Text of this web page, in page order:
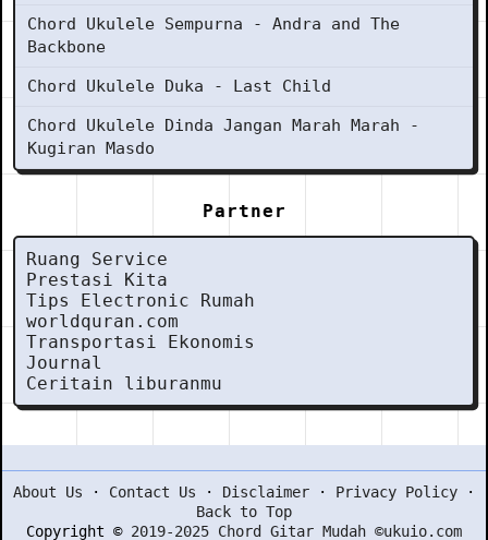
Chord Ukulele Sempurna - Andra and The
Backbone
Chord Ukulele Duka - Last Child
Chord Ukulele Dinda Jangan Marah Marah -
Kugiran Masdo
Partner
Ruang Service
Prestasi Kita
Tips Electronic Rumah
worldquran.com
Transportasi Ekonomis
Journal
Ceritain liburanmu
About Us · Contact Us · Disclaimer · Privacy Policy ·
Back to Top
Copyright © 2019-2025 Chord Gitar Mudah ©ukuio.com